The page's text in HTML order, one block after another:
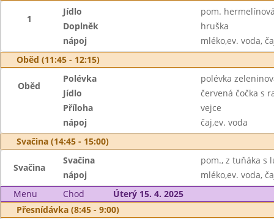
1
Jídlo
pom.
Doplněk
hruška
nápoj
mléko,ev. voda,
Oběd (11:45 - 12:15)
Oběd
Polévka
polévka
Jídlo
červená čočka s
Příloha
vejce
nápoj
čaj,ev. voda
Svačina (14:45 - 15:00)
Svačina
Svačina
pom., z tuňáka s
nápoj
mléko,ev. voda,
Menu
Chod
Úterý 15. 4. 2025
Přesnídávka (8:45 - 9:00)